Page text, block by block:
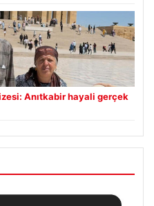
Anıtkabir hayali gerçek